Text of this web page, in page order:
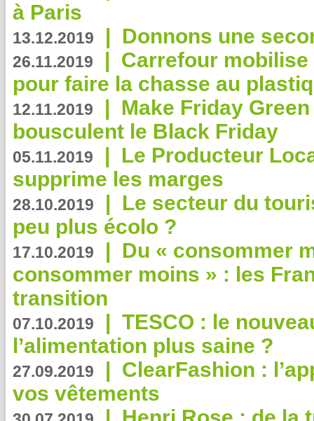
à Paris
13.12.2019 | Donnons une
26.11.2019 | Carrefour
pour faire la chasse au
12.11.2019 | Make Friday
bousculent le Black Friday
05.11.2019 | Le Producteur
supprime les marges
28.10.2019 | Le secteur du
peu plus écolo ?
17.10.2019 | Du « consommer
consommer moins » : les
transition
07.10.2019 | TESCO : le
l’alimentation plus saine ?
27.09.2019 | ClearFashion :
vos vêtements